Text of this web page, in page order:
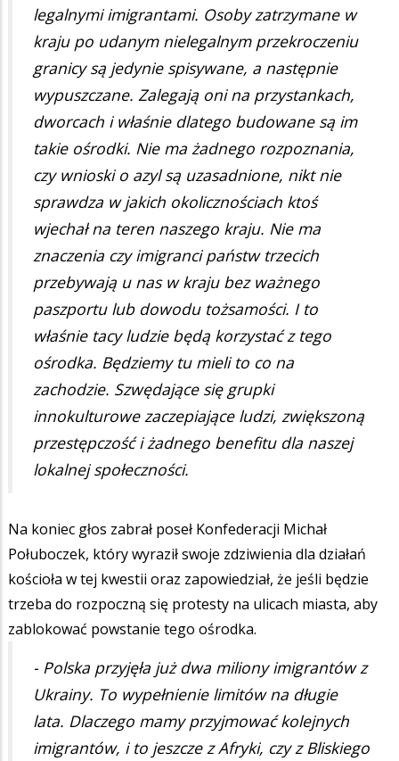
legalnymi imigrantami. Osoby zatrzymane w
kraju po udanym nielegalnym przekroczeniu
granicy są jedynie spisywane, a następnie
wypuszczane. Zalegają oni na przystankach,
dworcach i właśnie dlatego budowane są im
takie ośrodki. Nie ma żadnego rozpoznania,
czy wnioski o azyl są uzasadnione, nikt nie
sprawdza w jakich okolicznościach ktoś
wjechał na teren naszego kraju. Nie ma
znaczenia czy imigranci państw trzecich
przebywają u nas w kraju bez ważnego
paszportu lub dowodu tożsamości. I to
właśnie tacy ludzie będą korzystać z tego
ośrodka. Będziemy tu mieli to co na
zachodzie. Szwędające się grupki
innokulturowe zaczepiające ludzi, zwiększoną
przestępczość i żadnego benefitu dla naszej
lokalnej społeczności.
Na koniec głos zabrał poseł Konfederacji Michał
Połuboczek, który wyraził swoje zdziwienia dla działań
kościoła w tej kwestii oraz zapowiedział, że jeśli będzie
trzeba do rozpoczną się protesty na ulicach miasta, aby
zablokować powstanie tego ośrodka.
- Polska przyjęła już dwa miliony imigrantów z
Ukrainy. To wypełnienie limitów na długie
lata. Dlaczego mamy przyjmować kolejnych
imigrantów, i to jeszcze z Afryki, czy z Bliskiego